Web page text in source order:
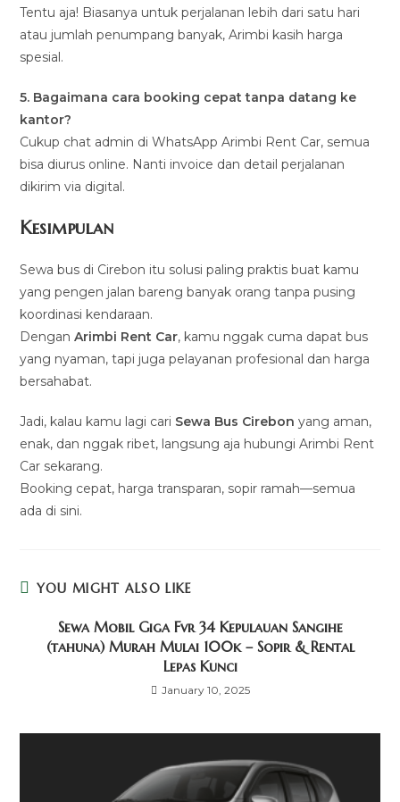
Tentu aja! Biasanya untuk perjalanan lebih dari satu hari
atau jumlah penumpang banyak, Arimbi kasih harga
spesial.
5. Bagaimana cara booking cepat tanpa datang ke
kantor?
Cukup chat admin di WhatsApp Arimbi Rent Car, semua
bisa diurus online. Nanti invoice dan detail perjalanan
dikirim via digital.
Kesimpulan
Sewa bus di Cirebon itu solusi paling praktis buat kamu
yang pengen jalan bareng banyak orang tanpa pusing
koordinasi kendaraan.
DenganArimbi Rent Car, kamu nggak cuma dapat bus
yang nyaman, tapi juga pelayanan profesional dan harga
bersahabat.
Jadi, kalau kamu lagi cari Sewa Bus Cirebon yang aman,
enak, dan nggak ribet, langsung aja hubungi Arimbi Rent
Car sekarang.
Booking cepat, harga transparan, sopir ramah—semua
ada di sini.
YOU MIGHT ALSO LIKE
Sewa Mobil Giga Fvr 34 Kepulauan Sangihe
(tahuna) Murah Mulai 100k – Sopir & Rental
Lepas Kunci
January 10, 2025